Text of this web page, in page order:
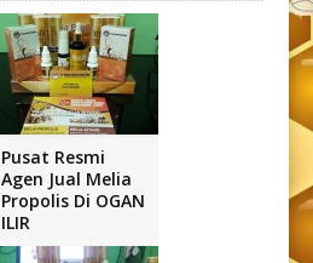
Pusat Resmi
Agen Jual Melia
Propolis Di OGAN
ILIR